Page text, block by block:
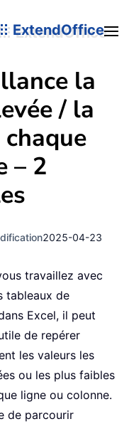
ExtendOffice
la
/ la
– 2
2025-04-23
travaillez avec
tableaux de
Excel, il peut
de repérer
les valeurs les
ou les plus faibles
ligne ou colonne.
de parcourir